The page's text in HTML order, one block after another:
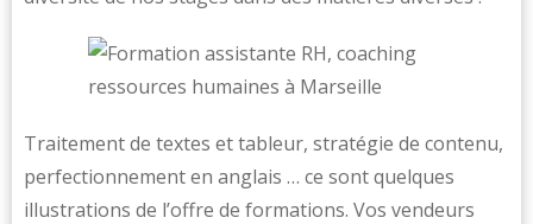
Traitement de textes et tableur, stratégie de contenu,
perfectionnement en anglais … ce sont quelques
illustrations de l’offre de formations. Vos vendeurs